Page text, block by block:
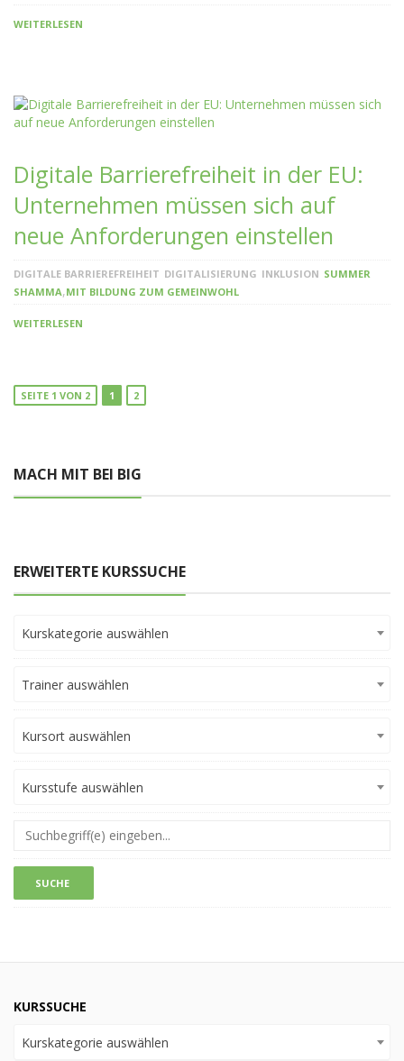
WEITERLESEN
Digitale Barrierefreiheit in der EU:
Unternehmen müssen sich auf
neue Anforderungen einstellen
DIGITALE BARRIEREFREIHEIT DIGITALISIERUNG INKLUSION SUMMER
SHAMMA,MIT BILDUNG ZUM GEMEINWOHL
WEITERLESEN
SEITE 1 VON 2 1 2
MACH MIT BEI BIG
ERWEITERTE KURSSUCHE
Kurskategorie auswählen
Trainer auswählen
Kursort auswählen
Kursstufe auswählen
KURSSUCHE
Kurskategorie auswählen